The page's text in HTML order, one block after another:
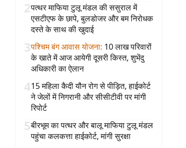
2पत्थर माफिया टुलू मंडल की ससुराल में
एसटीएफ के छापे, बुलडोजर और बम निरोधक
दस्ते के साथ की खुदाई
3पश्चिम बंग आवास योजना: 10 लाख परिवारों
के खाते में आज आयेगी दूसरी किस्त, शुभेंदु
अधिकारी का ऐलान
415 महिला कैदी यौन रोग से पीड़ित, हाईकोर्ट
ने जेलों में निगरानी और सीसीटीवी पर मांगी
रिपोर्ट
5बीरभूम का पत्थर और बालू माफिया टुलू मंडल
पहुंचा कलकत्ता हाईकोर्ट, मांगी सुरक्षा